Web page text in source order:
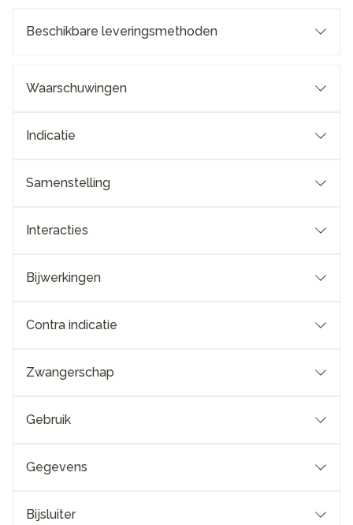
Beschikbare leveringsmethoden
Waarschuwingen
Indicatie
Samenstelling
Interacties
Bijwerkingen
Contra indicatie
Zwangerschap
Gebruik
Gegevens
Bijsluiter